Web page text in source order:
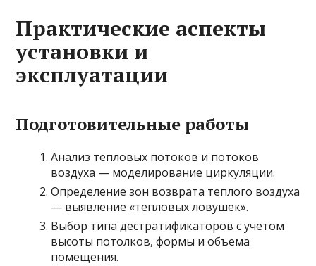
Практические аспекты
установки и
эксплуатации
Подготовительные работы
Анализ тепловых потоков и потоков
воздуха — моделирование циркуляции.
Определение зон возврата теплого воздуха
— выявление «тепловых ловушек».
Выбор типа дестратификаторов с учетом
высоты потолков, формы и объема
помещения.